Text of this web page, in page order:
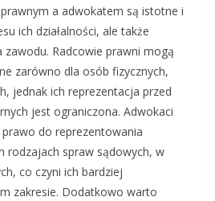
a adwokatem są istotne i
ich działalności, ale także
zawodu. Radcowie prawni mogą
zarówno dla osób fizycznych,
jednak ich reprezentacja przed
jest ograniczona. Adwokaci
do reprezentowania
rodzajach spraw sądowych, w
co czyni ich bardziej
zakresie. Dodatkowo warto